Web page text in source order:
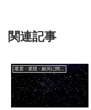
関連記事
星雲・星団・銀河に関する情報